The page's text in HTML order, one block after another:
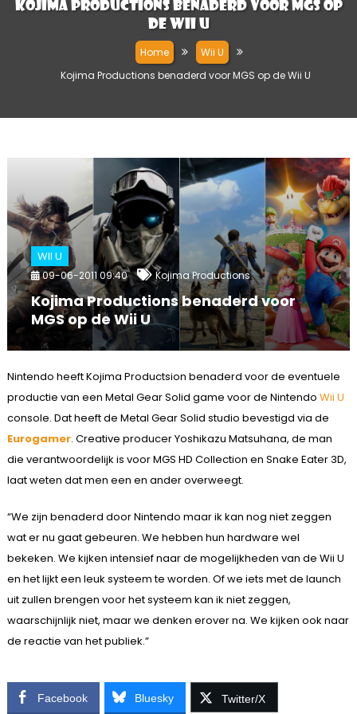
Kojima Productions benaderd voor MGS op
de Wii U
Home
Wii U
Kojima Productions benaderd voor MGS op de Wii U
WII U
09-06-2011 09:40 Kojima Productions
Kojima Productions benaderd voor
MGS op de Wii U
Nintendo heeft Kojima Productsion benaderd voor de eventuele
productie van een Metal Gear Solid game voor de Nintendo Wii U
console. Dat heeft de Metal Gear Solid studio bevestigd via de
Eurogamer. Creative producer Yoshikazu Matsuhana, de man
die verantwoordelijk is voor MGS HD Collection en Snake Eater 3D,
laat weten dat men een en ander overweegt.
“We zijn benaderd door Nintendo maar ik kan nog niet zeggen
wat er nu gaat gebeuren. We hebben hun hardware wel
bekeken. We kijken intensief naar de mogelijkheden van de Wii U
en het lijkt een leuk systeem te worden. Of we iets met de launch
uit zullen brengen voor het systeem kan ik niet zeggen,
waarschijnlijk niet, maar we denken erover na. We kijken ook naar
de reactie van het publiek.”
Facebook Bluesky Twitter/X